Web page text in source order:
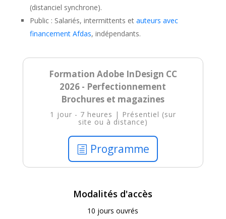
(distanciel synchrone).
Public : Salariés, intermittents et auteurs avec
financement Afdas, indépendants.
Formation Adobe InDesign CC
2026 - Perfectionnement
Brochures et magazines
1 jour - 7 heures | Présentiel (sur
site ou à distance)
Programme
Modalités d'accès
10 jours ouvrés